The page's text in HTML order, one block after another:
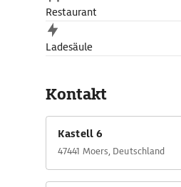
Restaurant
Ladesäule
Kontakt
Kastell 6
47441 Moers, Deutschland